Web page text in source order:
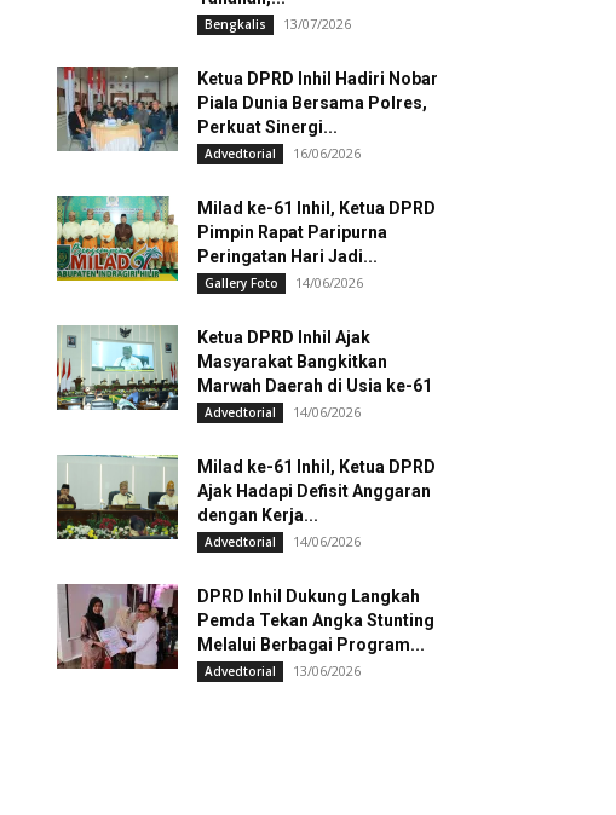
Bengkalis 13/07/2026
Ketua DPRD Inhil Hadiri Nobar
Piala Dunia Bersama Polres,
Perkuat Sinergi...
Advedtorial 16/06/2026
Milad ke-61 Inhil, Ketua DPRD
Pimpin Rapat Paripurna
Peringatan Hari Jadi...
Gallery Foto 14/06/2026
Ketua DPRD Inhil Ajak
Masyarakat Bangkitkan
Marwah Daerah di Usia ke-61
Advedtorial 14/06/2026
Milad ke-61 Inhil, Ketua DPRD
Ajak Hadapi Defisit Anggaran
dengan Kerja...
Advedtorial 14/06/2026
DPRD Inhil Dukung Langkah
Pemda Tekan Angka Stunting
Melalui Berbagai Program...
Advedtorial 13/06/2026